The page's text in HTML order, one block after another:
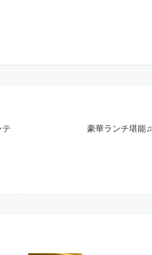
テ
豪華ランチ堪能♫